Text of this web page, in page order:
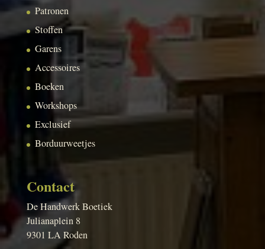
Patronen
Stoffen
Garens
Accessoires
Boeken
Workshops
Exclusief
Borduurweetjes
Contact
De Handwerk Boetiek
Julianaplein 8
9301 LA Roden